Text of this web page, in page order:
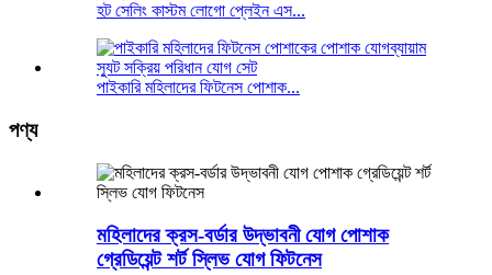
হট সেলিং কাস্টম লোগো প্লেইন এস...
পাইকারি মহিলাদের ফিটনেস পোশাক...
পণ্য
মহিলাদের ক্রস-বর্ডার উদ্ভাবনী যোগ পোশাক
গ্রেডিয়েন্ট শর্ট স্লিভ যোগ ফিটনেস